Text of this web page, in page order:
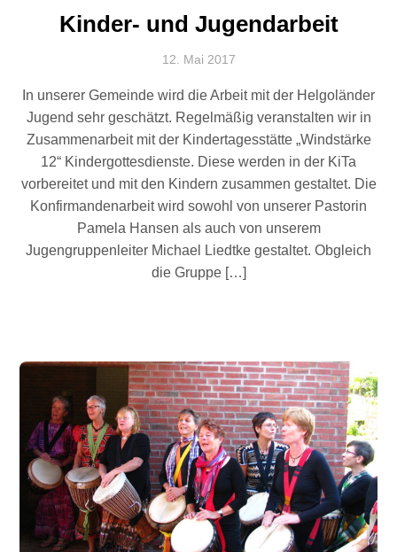
Kinder- und Jugendarbeit
12. Mai 2017
In unserer Gemeinde wird die Arbeit mit der Helgoländer
Jugend sehr geschätzt. Regelmäßig veranstalten wir in
Zusammenarbeit mit der Kindertagesstätte „Windstärke
12“ Kindergottesdienste. Diese werden in der KiTa
vorbereitet und mit den Kindern zusammen gestaltet. Die
Konfirmandenarbeit wird sowohl von unserer Pastorin
Pamela Hansen als auch von unserem
Jugengruppenleiter Michael Liedtke gestaltet. Obgleich
die Gruppe […]